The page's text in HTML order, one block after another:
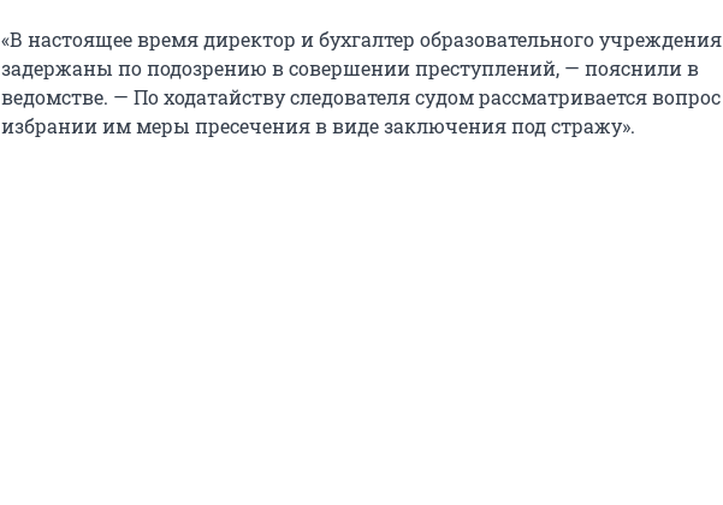
«В настоящее время директор и бухгалтер образовательного учреждения
задержаны по подозрению в совершении преступлений, — пояснили в
ведомстве. — По ходатайству следователя судом рассматривается
избрании им меры пресечения в виде заключения под стражу».